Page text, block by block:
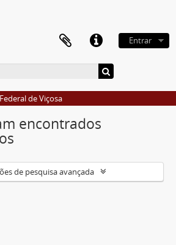
Entrar
de Viçosa
encontrados
de pesquisa avançada